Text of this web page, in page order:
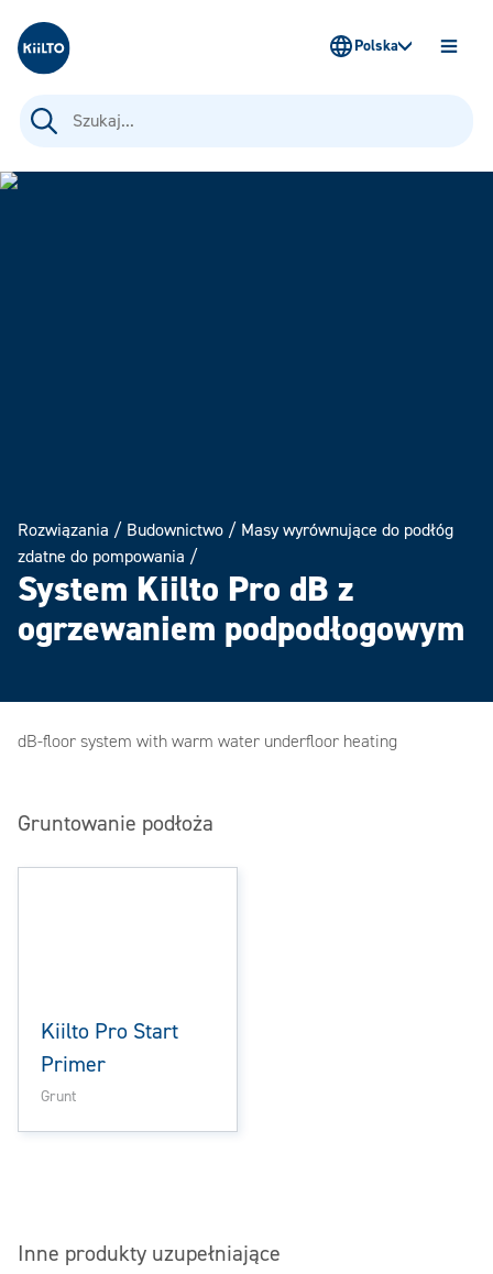
Kiilto Poland
Szukaj:
Polska
Rozwiązania / Budownictwo / Masy wyrównujące do podłóg
zdatne do pompowania /
System Kiilto Pro dB z
ogrzewaniem podpodłogowym
dB-floor system with warm water underfloor heating
Gruntowanie podłoża
Kiilto Pro Start
Primer
Grunt
Inne produkty uzupełniające